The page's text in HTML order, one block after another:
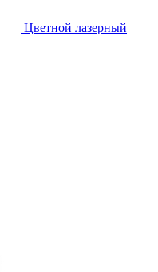
Цветной лазерный